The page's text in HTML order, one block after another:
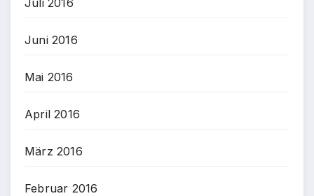
Juni 2016
Mai 2016
April 2016
März 2016
Februar 2016